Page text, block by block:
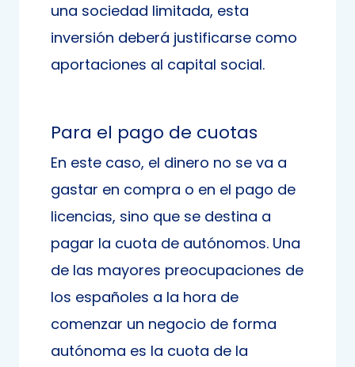
una sociedad limitada, esta
inversión deberá justificarse como
aportaciones al capital social.
Para el pago de cuotas
En este caso, el dinero no se va a
gastar en compra o en el pago de
licencias, sino que se destina a
pagar la cuota de autónomos. Una
de las mayores preocupaciones de
los españoles a la hora de
comenzar un negocio de forma
autónoma es la cuota de la